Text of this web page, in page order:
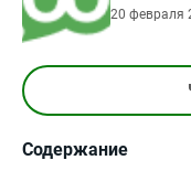
20 февраля
Содержание